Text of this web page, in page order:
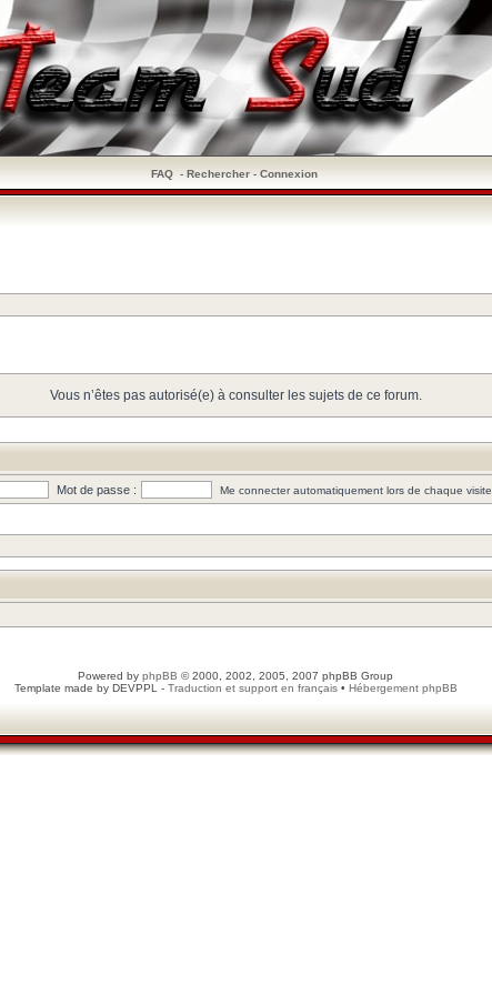
FAQ- Rechercher- Connexion
Vous n’êtes pas autorisé(e) à consulter les sujets de ce forum.
Mot de passe : Me connecter automatiquement lors de chaque visite
Powered by phpBB © 2000, 2002, 2005, 2007 phpBB Group
Template made by DEVPPL - Traduction et support en français• Hébergement phpBB